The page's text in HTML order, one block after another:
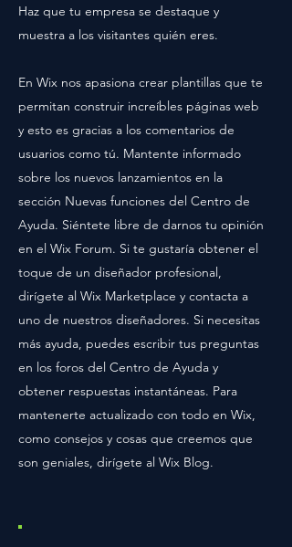
Haz que tu empresa se destaque y
muestra a los visitantes quién eres.
En Wix nos apasiona crear plantillas que te
permitan construir increíbles páginas web
y esto es gracias a los comentarios de
usuarios como tú. Mantente informado
sobre los nuevos lanzamientos en la
sección Nuevas funciones del Centro de
Ayuda. Siéntete libre de darnos tu opinión
en el Wix Forum. Si te gustaría obtener el
toque de un diseñador profesional,
dirígete al Wix Marketplace y contacta a
uno de nuestros diseñadores. Si necesitas
más ayuda, puedes escribir tus preguntas
en los foros del Centro de Ayuda y
obtener respuestas instantáneas. Para
mantenerte actualizado con todo en Wix,
como consejos y cosas que creemos que
son geniales, dirígete al Wix Blog.